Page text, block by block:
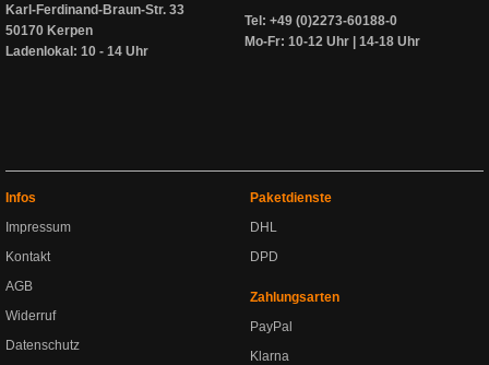
Karl-Ferdinand-Braun-Str. 33
50170 Kerpen
Ladenlokal: 10 - 14 Uhr
Tel: +49 (0)2273-60188-0
Mo-Fr: 10-12 Uhr | 14-18 Uhr
Infos
Impressum
Kontakt
AGB
Widerruf
Datenschutz
Paketdienste
DHL
DPD
Zahlungsarten
PayPal
Klarna